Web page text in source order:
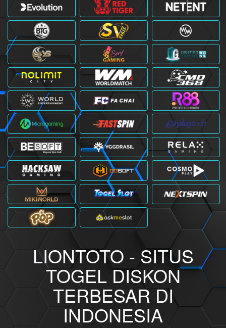
LIONTOTO - SITUS
TOGEL DISKON
TERBESAR DI
INDONESIA